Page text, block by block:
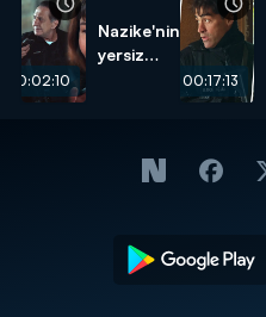
00:02:10
Nazike'nin
yersiz
00:17:13